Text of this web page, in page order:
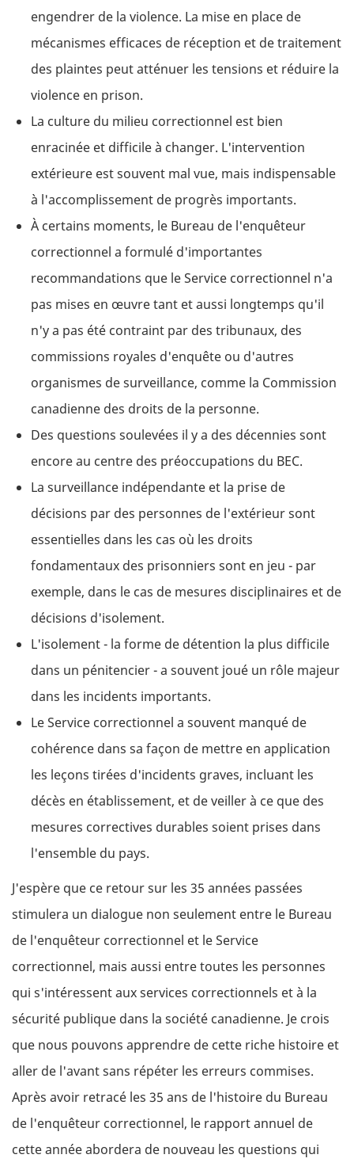
engendrer de la violence. La mise en place de
mécanismes efficaces de réception et de traitement
des plaintes peut atténuer les tensions et réduire la
violence en prison.
La culture du milieu correctionnel est bien
enracinée et difficile à changer. L'intervention
extérieure est souvent mal vue, mais indispensable
à l'accomplissement de progrès importants.
À certains moments, le Bureau de l'enquêteur
correctionnel a formulé d'importantes
recommandations que le Service correctionnel n'a
pas mises en œuvre tant et aussi longtemps qu'il
n'y a pas été contraint par des tribunaux, des
commissions royales d'enquête ou d'autres
organismes de surveillance, comme la Commission
canadienne des droits de la personne.
Des questions soulevées il y a des décennies sont
encore au centre des préoccupations du BEC.
La surveillance indépendante et la prise de
décisions par des personnes de l'extérieur sont
essentielles dans les cas où les droits
fondamentaux des prisonniers sont en jeu - par
exemple, dans le cas de mesures disciplinaires et de
décisions d'isolement.
L'isolement - la forme de détention la plus difficile
dans un pénitencier - a souvent joué un rôle majeur
dans les incidents importants.
Le Service correctionnel a souvent manqué de
cohérence dans sa façon de mettre en application
les leçons tirées d'incidents graves, incluant les
décès en établissement, et de veiller à ce que des
mesures correctives durables soient prises dans
l'ensemble du pays.
J'espère que ce retour sur les 35 années passées
stimulera un dialogue non seulement entre le Bureau
de l'enquêteur correctionnel et le Service
correctionnel, mais aussi entre toutes les personnes
qui s'intéressent aux services correctionnels et à la
sécurité publique dans la société canadienne. Je crois
que nous pouvons apprendre de cette riche histoire et
aller de l'avant sans répéter les erreurs commises.
Après avoir retracé les 35 ans de l'histoire du Bureau
de l'enquêteur correctionnel, le rapport annuel de
cette année abordera de nouveau les questions qui